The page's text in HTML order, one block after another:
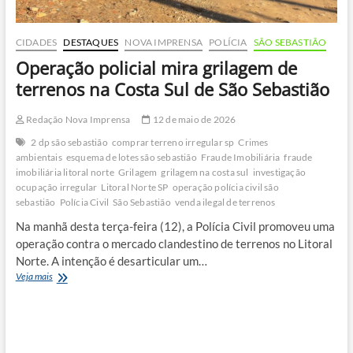
CIDADES DESTAQUES NOVA IMPRENSA POLÍCIA SÃO SEBASTIÃO
Operação policial mira grilagem de
terrenos na Costa Sul de São Sebastião
Redação Nova Imprensa
12 de maio de 2026
2 dp são sebastião comprar terreno irregular sp Crimes
ambientais esquema de lotes são sebastião Fraude Imobiliária fraude
imobiliária litoral norte Grilagem grilagem na costa sul investigação
ocupação irregular Litoral Norte SP operação polícia civil são
sebastião Polícia Civil São Sebastião venda ilegal de terrenos
Na manhã desta terça-feira (12), a Polícia Civil promoveu uma
operação contra o mercado clandestino de terrenos no Litoral
Norte. A intenção é desarticular um…
Veja maisOperação